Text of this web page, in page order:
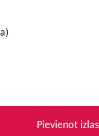
Pievienot